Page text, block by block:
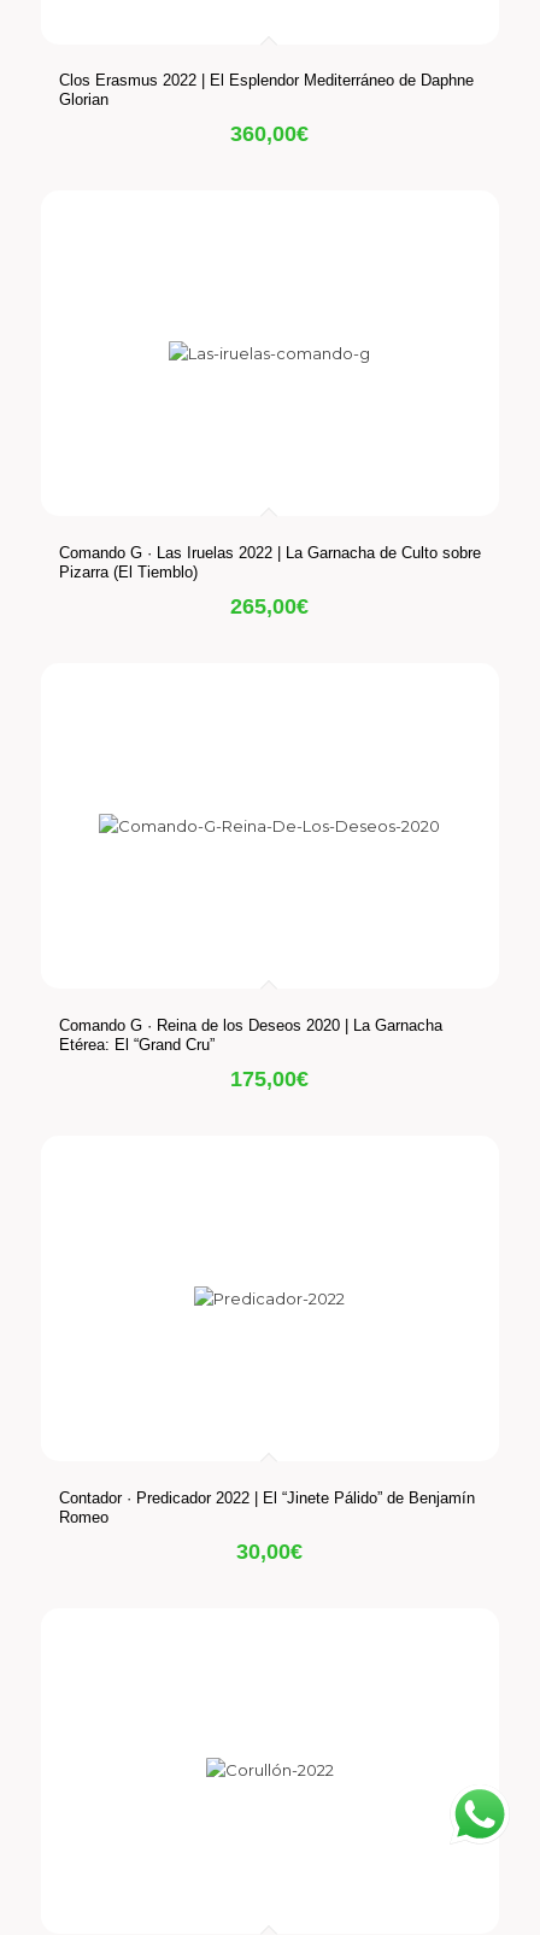
Clos Erasmus 2022 | El Esplendor Mediterráneo de Daphne
Glorian
360,00€
Comando G · Las Iruelas 2022 | La Garnacha de Culto sobre
Pizarra (El Tiemblo)
265,00€
Comando G · Reina de los Deseos 2020 | La Garnacha
Etérea: El “Grand Cru”
175,00€
Contador · Predicador 2022 | El “Jinete Pálido” de Benjamín
Romeo
30,00€